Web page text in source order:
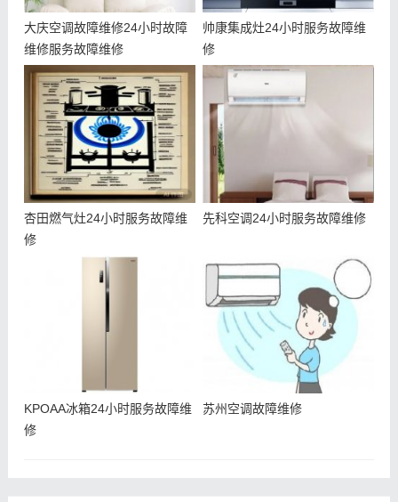
大庆空调故障维修24小时故障
维修服务故障维修
帅康集成灶24小时服务故障维
修
杏田燃气灶24小时服务故障维
修
先科空调24小时服务故障维修
KPOAA冰箱24小时服务故障维
修
苏州空调故障维修